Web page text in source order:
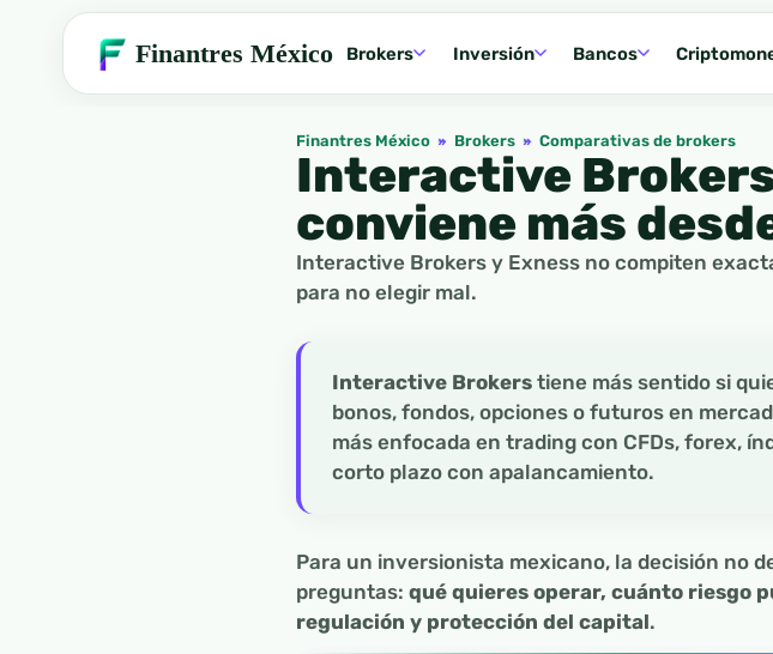
Finantres México Brokers Inversión Bancos
Finantres México » Brokers » Comparativas de brokers
Interactive
conviene más
Interactive Brokers y Exness no compiten
para no elegir mal.
Interactive Brokers tiene más sentido si
bonos, fondos, opciones o futuros en
más enfocada en trading con CFDs, forex,
corto plazo con apalancamiento.
Para un inversionista mexicano, la decisión no
preguntas: qué quieres operar, cuánto riesgo
regulación y protección del capital.